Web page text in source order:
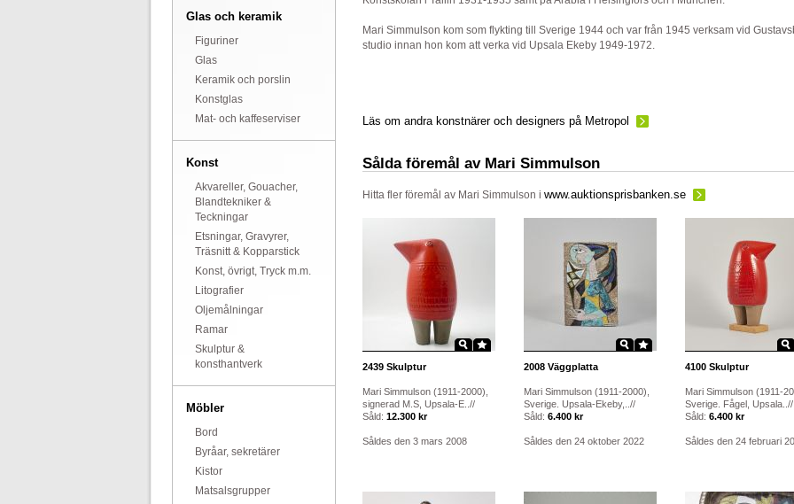
Glas och keramik
Figuriner
Glas
Keramik och porslin
Konstglas
Mat- och kaffeserviser
Konst
Akvareller, Gouacher,
Blandtekniker &
Teckningar
Etsningar, Gravyrer,
Träsnitt & Kopparstick
Konst, övrigt, Tryck m.m.
Litografier
Oljemålningar
Ramar
Skulptur &
konsthantverk
Möbler
Bord
Byråar, sekretärer
Kistor
Matsalsgrupper
Mari Simmulson kom som flykting till Sverige 1944 och var från 1945 verksam vid
studio innan hon kom att verka vid Upsala Ekeby 1949-1972.
Läs om andra konstnärer och designers på Metropol
Sålda föremål av Mari Simmulson
Hitta fler föremål av Mari Simmulson i www.auktionsprisbanken.se
2439Skulptur
Mari Simmulson (1911-2000),
signerad M.S, Upsala-E..//
Såld: 12.300 kr
Såldes den 3 mars 2008
2008Väggplatta
Mari Simmulson (1911-2000),
Sverige. Upsala-Ekeby,..//
Såld: 6.400 kr
Såldes den 24 oktober 2022
4100Skulptur
Mari Simmulson (1911-
Sverige. Fågel, Upsala..//
Såld: 6.400 kr
Såldes den 24 februari